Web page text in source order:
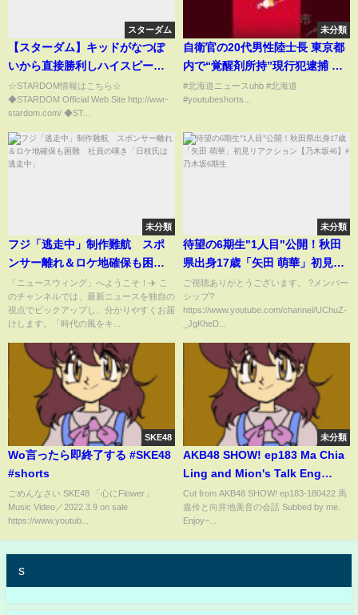
スターダム
【スターダム】キッドがなつぽ
いから直接勝利しハイスピード
再挑戦へ意思表明！-2021.6.6金
沢マイク-【STARDOM】※スタ
ーダム・ワールドをCheck!!
☆STARDOM情報はこちら☆
◆STARDOM Official Web Site http://wwr-
stardom.com/ ◆ST...
未分類
自衛官の20代男性陸士長 東京都
内で“覚醒剤所持”現行犯逮捕 懲
戒免職処分に…警察の調べに黙
秘続ける 陸上自衛隊釧路駐屯地
#北海道ニュースuhb #北海道
#youtubeshorts...
未分類
フジ「逃走中」制作難航 スポ
ンサー離れ＆ロケ地確保も困
難 社員の嘆き「日枝氏は逃走
中」
「ニュースウィング」へようこそ！✈️ こ
のチャンネルでは、最新ニュースを独自の
視点でピックアップし、分かりやすくお届
けします。「時代の風をキ...
未分類
待望の6期生"1人目"公開！秋田
県出身17歳「矢田 萌華」初見リ
アクション【乃木坂46】#乃木坂
6期生
ご視聴ありがとうございます。 ?メンバー
シップ?
https://www.youtube.com/channel/UChuZ-
_JgKheD...
SKE48
Wo言ったら即終了する #SKE48
#shorts
ごめんなさい SKE48 「心にFlower」
Music Video／2022.3.9 on sale
https://www.youtub...
未分類
AKB48 SHOW! ep183 Ma Chia
Ling and Mion's Talk Eng
Subbedー馬嘉伶と向井地美音の
会話
Cut from AKB48 SHOW! ep183-180422 馬
嘉伶と向井地美音の会話 Subbed by me.
Enjoy~...
s